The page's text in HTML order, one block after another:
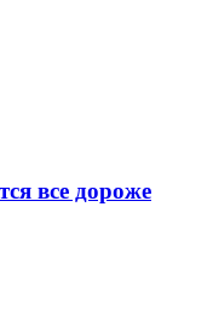
все дороже